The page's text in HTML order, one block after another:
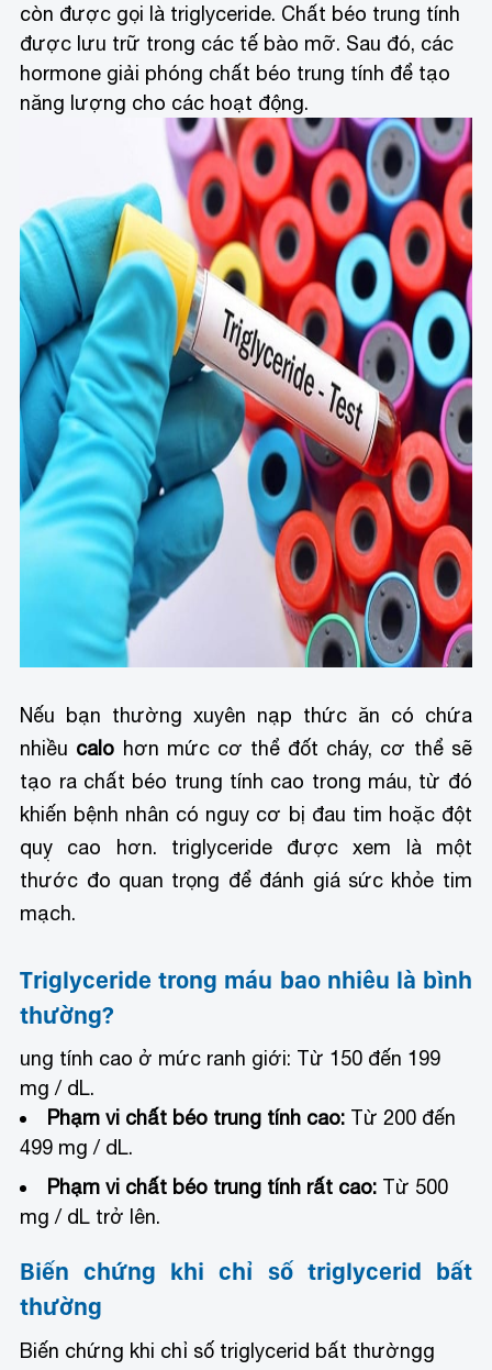
còn được gọi là triglyceride. Chất béo trung tính
được lưu trữ trong các tế bào mỡ. Sau đó, các
hormone giải phóng chất béo trung tính để tạo
năng lượng cho các hoạt động.
Nếu bạn thường xuyên nạp thức ăn có chứa
nhiều calo hơn mức cơ thể đốt cháy, cơ thể sẽ
tạo ra chất béo trung tính cao trong máu, từ đó
khiến bệnh nhân có nguy cơ bị đau tim hoặc đột
quỵ cao hơn. triglyceride được xem là một
thước đo quan trọng để đánh giá sức khỏe tim
mạch.
Triglyceride trong máu bao nhiêu là bình
thường?
ung tính cao ở mức ranh giới: Từ 150 đến 199
mg / dL.
Phạm vi chất béo trung tính cao: Từ 200 đến
499 mg / dL.
Phạm vi chất béo trung tính rất cao: Từ 500
mg / dL trở lên.
Biến chứng khi chỉ số triglycerid bất
thường
Biến chứng khi chỉ số triglycerid bất thườngg